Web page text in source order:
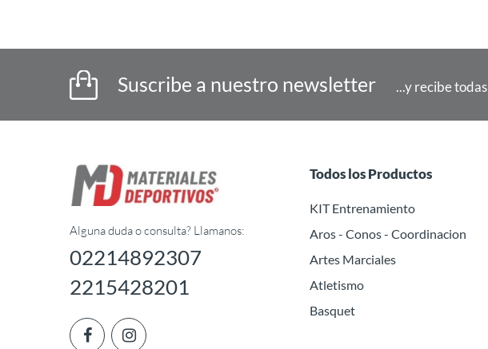
Suscribe a nuestro newsletter ...y recibe todas
Alguna duda o consulta? Llamanos:
02214892307
2215428201
Todos los Productos
KIT Entrenamiento
Aros - Conos - Coordinacion
Artes Marciales
Atletismo
Basquet